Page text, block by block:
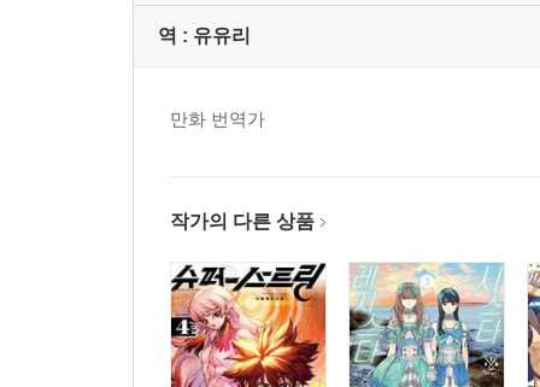
역 : 유유리
만화 번역가
작가의 다른 상품